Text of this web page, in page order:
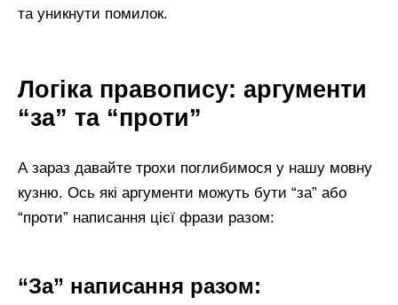
та уникнути помилок.
Логіка правопису: аргументи
“за” та “проти”
А зараз давайте трохи поглибимося у нашу мовну
кузню. Ось які аргументи можуть бути “за” або
“проти” написання цієї фрази разом:
“За” написання разом: